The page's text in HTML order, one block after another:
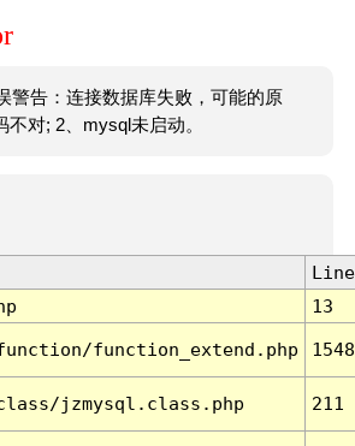
警告：连接数据库失败，可能的原
不对; 2、mysql未启动。
Line
13
function_extend.php 1548
jzmysql.class.php 211